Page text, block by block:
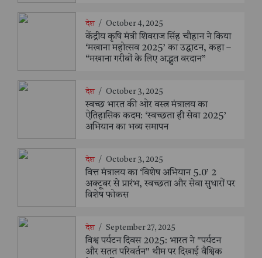
देश / October 4, 2025
केंद्रीय कृषि मंत्री शिवराज सिंह चौहान ने किया
‘मखाना महोत्सव 2025’ का उद्घाटन, कहा –
“मखाना गरीबों के लिए अद्भुत वरदान”
देश / October 3, 2025
स्वच्छ भारत की ओर वस्त्र मंत्रालय का
ऐतिहासिक कदम: ‘स्वच्छता ही सेवा 2025’
अभियान का भव्य समापन
देश / October 3, 2025
वित्त मंत्रालय का ‘विशेष अभियान 5.0’ 2
अक्टूबर से प्रारंभ, स्वच्छता और सेवा सुधारों पर
विशेष फोकस
देश / September 27, 2025
विश्व पर्यटन दिवस 2025: भारत ने "पर्यटन
और सतत परिवर्तन" थीम पर दिखाई वैश्विक